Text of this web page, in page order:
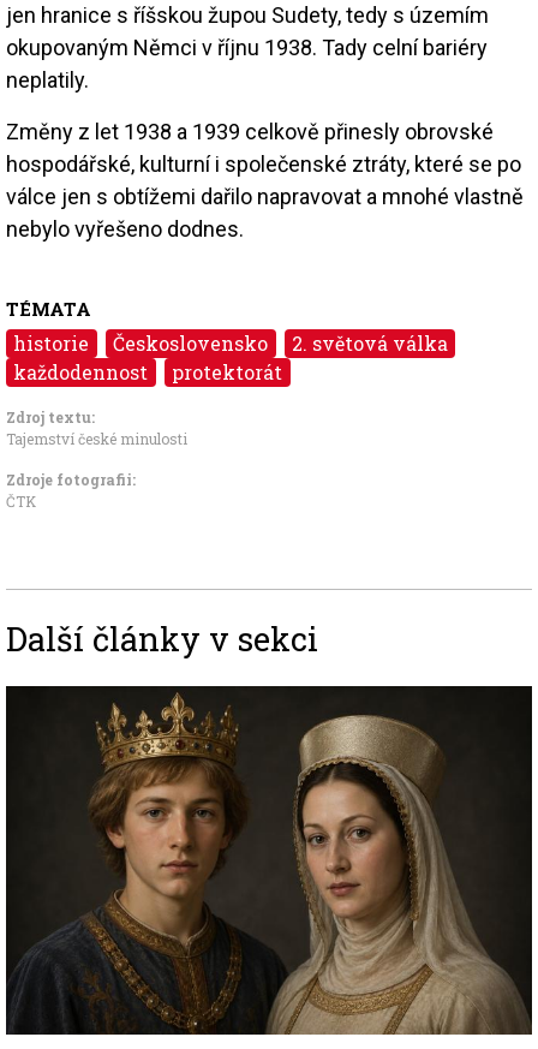
jen hranice s říšskou župou Sudety, tedy s územím
okupovaným Němci v říjnu 1938. Tady celní bariéry
neplatily.
Změny z let 1938 a 1939 celkově přinesly obrovské
hospodářské, kulturní i společenské ztráty, které se po
válce jen s obtížemi dařilo napravovat a mnohé vlastně
nebylo vyřešeno dodnes.
TÉMATA
historie Československo
2. světová válka
každodennost
protektorát
Zdroj textu:
Tajemství české minulosti
Zdroje fotografii:
ČTK
Další články v sekci